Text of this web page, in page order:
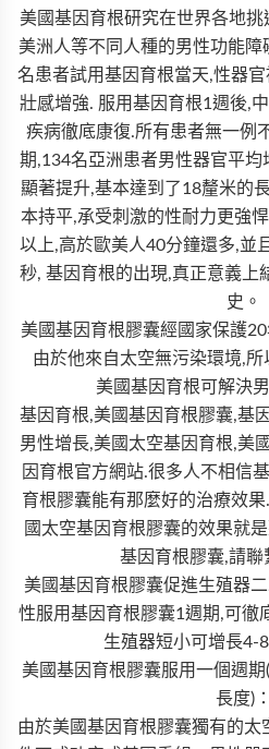
美國基因育根研究在世界各地
美洲人等不同人種的男性功能
名患者試用基因育根當天,性器
壯感增強. 服用基因育根1週後,
疾病徹底康復.所有患者無一例
期,134名亞洲患者男性器官平
顯著提升,基本達到了18釐米的
本持平,承受刺激的性耐力更強
以上,高於歐美人40分鐘還多,並
秒, 基因育根的出現,真正意義上
史。
美國基因育根膠囊經國家保護
由於他來自太空無污染環境,
美國基因育根可解決
基因育根,美國基因育根膠囊,基
男性增長,美國太空基因育根,美
因育根官方網站.很多人不相信
育根膠囊能有那麼好的治療效
國太空基因育根膠囊的效果就
基因育根膠囊,請聯
美國基因育根膠囊促進生殖器
性服用基因育根膠囊1週期,可徹
生殖器短小可增長4-
美國基因育根膠囊服用一個週期
長度)：
由於美國基因育根膠囊獨有的